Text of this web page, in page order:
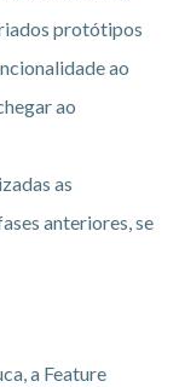
protótipos
ao
ao
as
anteriores, se
a Feature